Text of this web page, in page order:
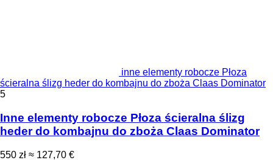
inne elementy robocze Płoza
ścieralna ślizg heder do kombajnu do zboża Claas Dominator
5
Inne elementy robocze Płoza ścieralna ślizg
heder do kombajnu do zboża Claas Dominator
550 zł ≈ 127,70 €